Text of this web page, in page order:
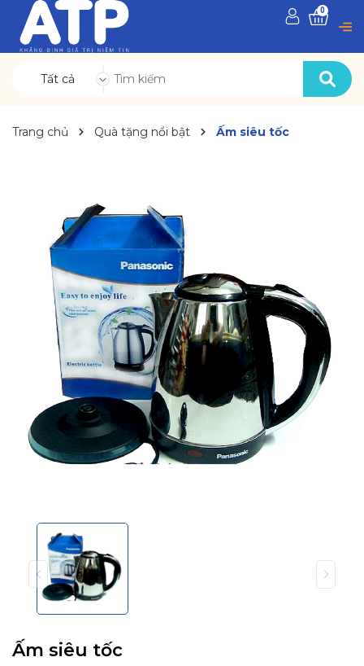
Tất cả
0
Trang chủ Quà tặng nổi bật Ấm siêu tốc
Ấm siêu tốc